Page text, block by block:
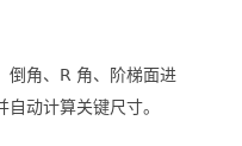
倒角、R 角、阶梯面进
动计算关键尺寸。